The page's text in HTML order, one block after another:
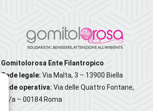
Gomitolorosa Ente Filantropico
Sede legale: Via Malta, 3 – 13900 Biella
Sede operativa: Via delle Quattro Fontane,
20/a – 00184 Roma